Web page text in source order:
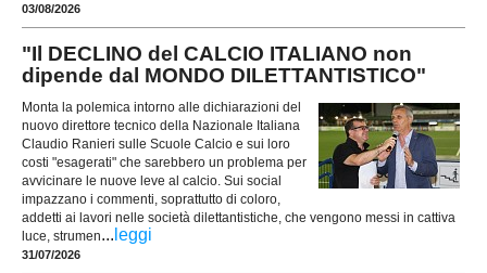
03/08/2026
"Il DECLINO del CALCIO ITALIANO non
dipende dal MONDO DILETTANTISTICO"
Monta la polemica intorno alle dichiarazioni del
nuovo direttore tecnico della Nazionale Italiana
Claudio Ranieri sulle Scuole Calcio e sui loro
costi "esagerati" che sarebbero un problema per
avvicinare le nuove leve al calcio. Sui social
impazzano i commenti, soprattutto di coloro,
addetti ai lavori nelle società dilettantistiche, che vengono messi in cattiva
luce, strumen... leggi
31/07/2026